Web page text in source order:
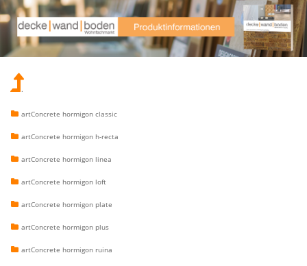
.
artConcrete hormigon classic
artConcrete hormigon h-recta
artConcrete hormigon linea
artConcrete hormigon loft
artConcrete hormigon plate
artConcrete hormigon plus
artConcrete hormigon ruina